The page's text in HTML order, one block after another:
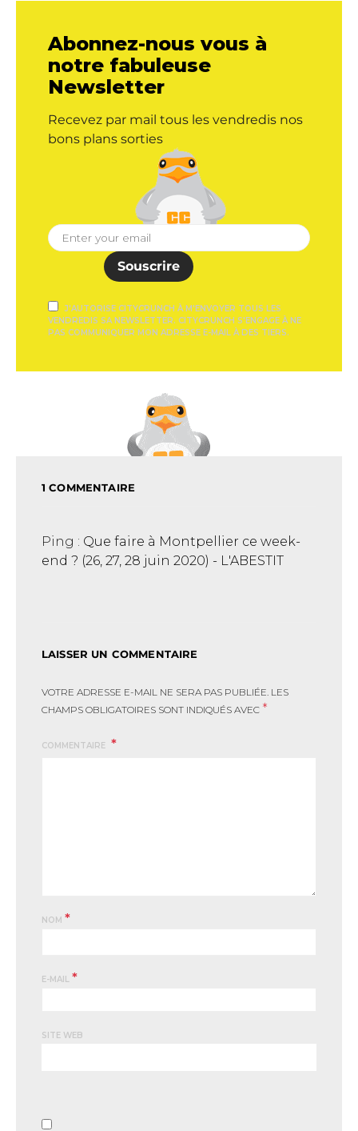
Abonnez-nous vous à
notre fabuleuse
Newsletter
Recevez par mail tous les vendredis nos
bons plans sorties
Souscrire
J'AUTORISE CITYCRUNCH À M'ENVOYER TOUS LES
VENDREDIS SA NEWSLETTER. CITYCRUNCH S'ENGAGE À NE
PAS COMMUNIQUER MON ADRESSE E-MAIL À DES TIERS.
1 COMMENTAIRE
Ping : Que faire à Montpellier ce week-
end ? (26, 27, 28 juin 2020) - L'ABESTIT
LAISSER UN COMMENTAIRE
VOTRE ADRESSE E-MAIL NE SERA PAS PUBLIÉE. LES
CHAMPS OBLIGATOIRES SONT INDIQUÉS AVEC *
COMMENTAIRE
NOM *
E-MAIL *
SITE WEB